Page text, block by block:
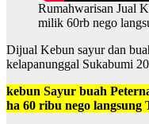
Rumahwarisan Jual
milik 60rb nego
Dijual Kebun sayur dan
kelapanunggal Sukabumi
kebun Sayur buah
ha 60 ribu nego langsung